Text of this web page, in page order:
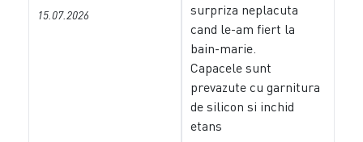
15.07.2026
surpriza neplacuta
cand le-am fiert la
bain-marie.
Capacele sunt
prevazute cu garnitura
de silicon si inchid
etans